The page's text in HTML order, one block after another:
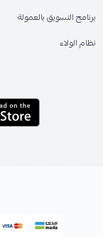
برنامج التسويق بالعمولة
نظام الولاء